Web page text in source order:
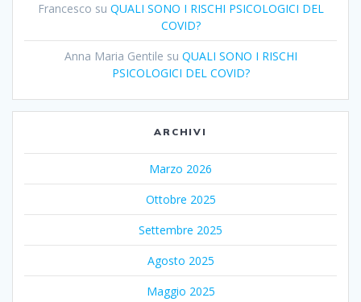
Francesco su QUALI SONO I RISCHI PSICOLOGICI DEL
COVID?
Anna Maria Gentile su QUALI SONO I RISCHI
PSICOLOGICI DEL COVID?
ARCHIVI
Marzo 2026
Ottobre 2025
Settembre 2025
Agosto 2025
Maggio 2025